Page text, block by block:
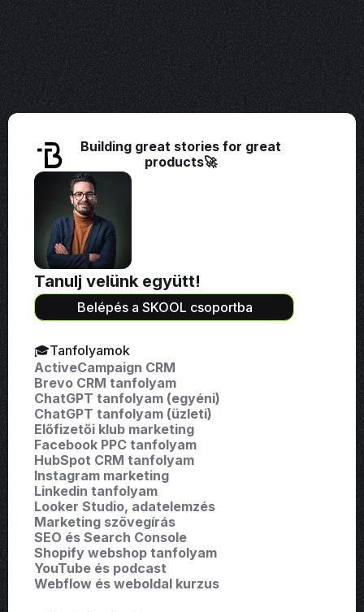
Building great stories for great
products🚀
Tanulj velünk együtt!
Belépés a SKOOL csoportba
🎓Tanfolyamok
ActiveCampaign CRM
Brevo CRM tanfolyam
ChatGPT tanfolyam (egyéni)
ChatGPT tanfolyam (üzleti)
Előfizetői klub marketing
Facebook PPC tanfolyam
HubSpot CRM tanfolyam
Instagram marketing
Linkedin tanfolyam
Looker Studio, adatelemzés
Marketing szövegírás
SEO és Search Console
Shopify webshop tanfolyam
YouTube és podcast
Webflow és weboldal kurzus